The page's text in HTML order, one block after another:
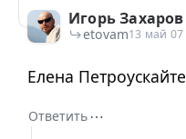
Игорь Захаров
etovam13 май 07
Елена Петроускайте
Ответить⋯